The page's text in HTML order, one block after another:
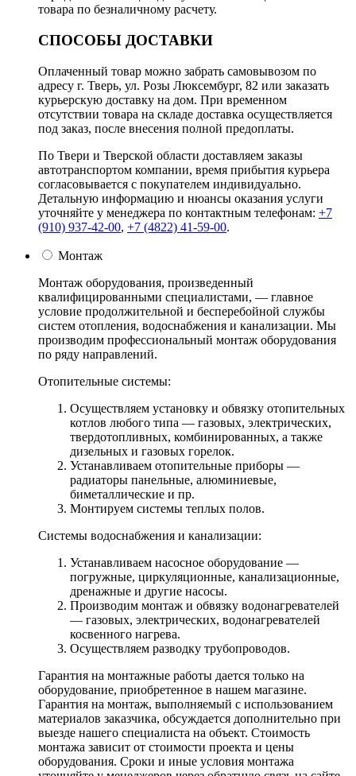
товара по безналичному расчету.
СПОСОБЫ ДОСТАВКИ
Оплаченный товар можно забрать самовывозом по
адресу г. Тверь, ул. Розы Люксембург, 82 или заказать
курьерскую доставку на дом. При временном
отсутствии товара на складе доставка осуществляется
под заказ, после внесения полной предоплаты.
По Твери и Тверской области доставляем заказы
автотранспортом компании, время прибытия курьера
согласовывается с покупателем индивидуально.
Детальную информацию и нюансы оказания услуги
уточняйте у менеджера по контактным телефонам: +7
(910) 937-42-00, +7 (4822) 41-59-00.
Монтаж
Монтаж оборудования, произведенный
квалифицированными специалистами, — главное
условие продолжительной и бесперебойной службы
систем отопления, водоснабжения и канализации. Мы
производим профессиональный монтаж оборудования
по ряду направлений.
Отопительные системы:
Осуществляем установку и обвязку отопительных
котлов любого типа — газовых, электрических,
твердотопливных, комбинированных, а также
дизельных и газовых горелок.
Устанавливаем отопительные приборы —
радиаторы панельные, алюминиевые,
биметаллические и пр.
Монтируем системы теплых полов.
Системы водоснабжения и канализации:
Устанавливаем насосное оборудование —
погружные, циркуляционные, канализационные,
дренажные и другие насосы.
Производим монтаж и обвязку водонагревателей
— газовых, электрических, водонагревателей
косвенного нагрева.
Осуществляем разводку трубопроводов.
Гарантия на монтажные работы дается только на
оборудование, приобретенное в нашем магазине.
Гарантия на монтаж, выполняемый с использованием
материалов заказчика, обсуждается дополнительно при
выезде нашего специалиста на объект. Стоимость
монтажа зависит от стоимости проекта и цены
оборудования. Сроки и иные условия монтажа